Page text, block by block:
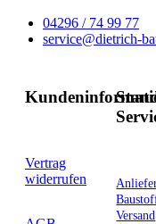
04296 / 74 99 77
service@dietrich-
Vertrag
widerrufen
Versand